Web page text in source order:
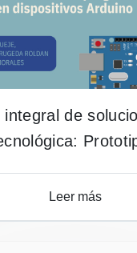
integral de
programación
Arduino
Leer más